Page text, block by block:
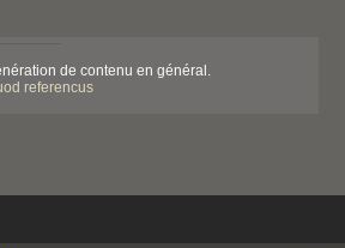
de contenu en général.
referencus